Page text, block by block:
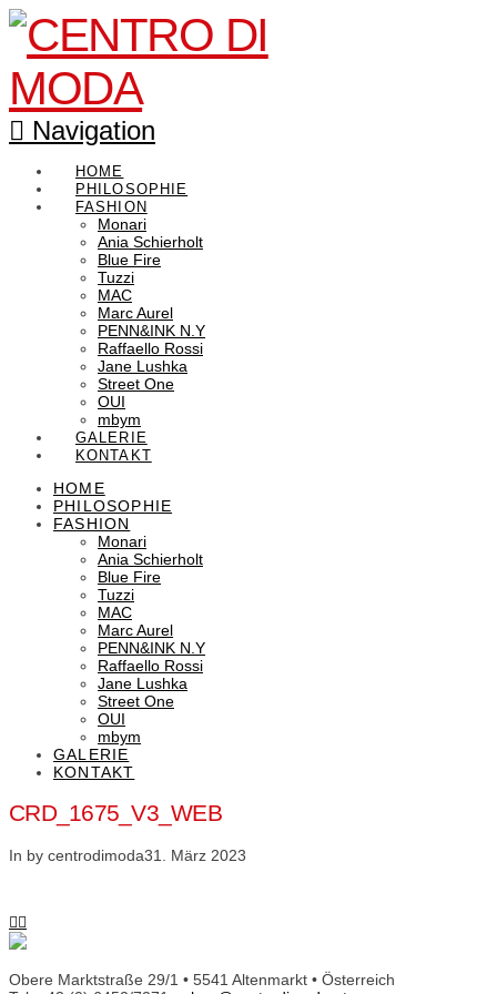
Navigation
HOME
PHILOSOPHIE
FASHION
Monari
Ania Schierholt
Blue Fire
Tuzzi
MAC
Marc Aurel
PENN&INK N.Y
Raffaello Rossi
Jane Lushka
Street One
OUI
mbym
GALERIE
KONTAKT
HOME
PHILOSOPHIE
FASHION
Monari
Ania Schierholt
Blue Fire
Tuzzi
MAC
Marc Aurel
PENN&INK N.Y
Raffaello Rossi
Jane Lushka
Street One
OUI
mbym
GALERIE
KONTAKT
CRD_1675_V3_WEB
In by centrodimoda31. März 2023
Obere Marktstraße 29/1 • 5541 Altenmarkt • Österreich